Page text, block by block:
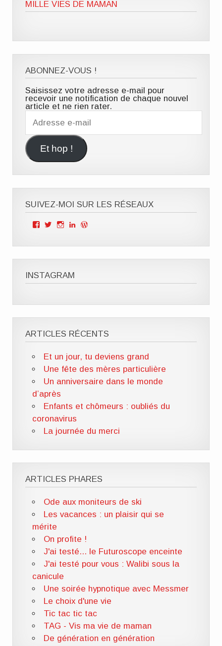
MILLE VIES DE MAMAN
ABONNEZ-VOUS !
Saisissez votre adresse e-mail pour
recevoir une notification de chaque nouvel
article et ne rien rater.
Adresse
Et hop !
SUIVEZ-MOI SUR LES RÉSEAUX
Voir
de
de
Maman
Voir
de
Twitter
Voir
de
Instagram
Voir
de de
INSTAGRAM
ARTICLES RÉCENTS
Et un jour, tu deviens grand
Une fête des mères particulière
Un anniversaire dans le monde
d’après
Enfants et chômeurs : oubliés du
coronavirus
La journée du merci
ARTICLES PHARES
Ode aux moniteurs de ski
Les vacances : un plaisir qui se
mérite
On profite !
J'ai testé... le Futuroscope enceinte
J'ai testé pour vous : Walibi sous la
canicule
Une soirée hypnotique avec Messmer
Le choix d'une vie
Tic tac tic tac
TAG - Vis ma vie de maman
De génération en génération